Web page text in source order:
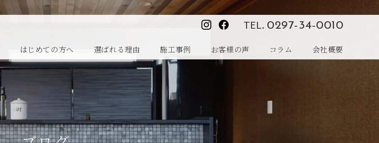
TEL. 0297-34-0010
はじめての方へ 選ばれる理由 施工事例 お客様の声 コラム 会社概要